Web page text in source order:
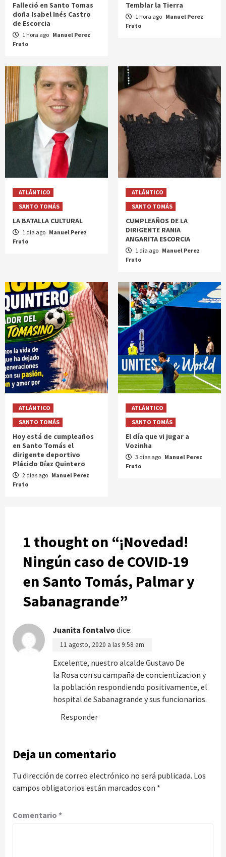
Falleció en Santo Tomas
doña Isabel Inés Castro
de Escorcia
1 hora ago Manuel Perez
Fruto
Temblar la Tierra
1 hora ago Manuel Perez
Fruto
ATLÁNTICO
SANTO TOMÁS
LA BATALLA CULTURAL
1 día ago Manuel Perez
Fruto
ATLÁNTICO
SANTO TOMÁS
CUMPLEAÑOS DE LA
DIRIGENTE RANIA
ANGARITA ESCORCIA
1 día ago Manuel Perez
Fruto
ATLÁNTICO
SANTO TOMÁS
Hoy está de cumpleaños
en Santo Tomás el
dirigente deportivo
Plácido Díaz Quintero
2 días ago Manuel Perez
Fruto
ATLÁNTICO
SANTO TOMÁS
El día que vi jugar a
Vozinha
3 días ago Manuel Perez
Fruto
1 thought on “¡Novedad!
Ningún caso de COVID-19
en Santo Tomás, Palmar y
Sabanagrande”
Juanita fontalvo dice:
11 agosto, 2020 a las 9:58 am
Excelente, nuestro alcalde Gustavo De
la Rosa con su campaña de concientizacion y
la población respondiendo positivamente, el
hospital de Sabanagrande y sus funcionarios.
Responder
Deja un comentario
Tu dirección de correo electrónico no será publicada. Los
campos obligatorios están marcados con *
Comentario *